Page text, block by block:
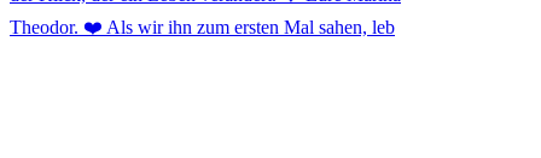
Theodor. ❤️ Als wir ihn zum ersten Mal sahen, leb